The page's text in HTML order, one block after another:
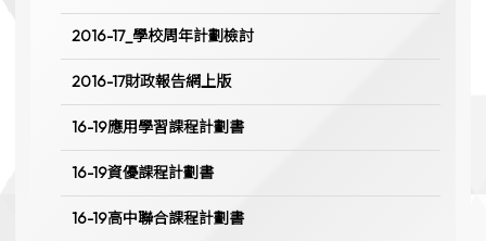
2016-17_學校周年計劃檢討
2016-17財政報告網上版
16-19應用學習課程計劃書
16-19資優課程計劃書
16-19高中聯合課程計劃書